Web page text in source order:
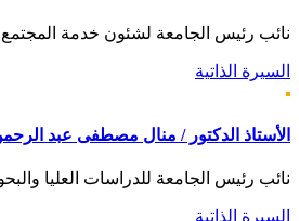
نائب رئيس الجامعة لشئون خدمة المجتمع
السيرة الذاتية
الأستاذ الدكتور / منال مصطفى عبد
نائب رئيس الجامعة للدراسات العليا
السيرة الذاتية